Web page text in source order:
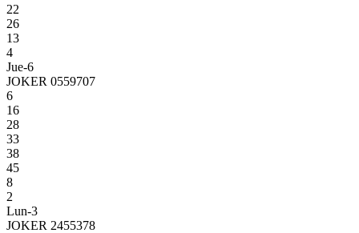
22
26
13
4
Jue-6
JOKER 0559707
6
16
28
33
38
45
8
2
Lun-3
JOKER 2455378